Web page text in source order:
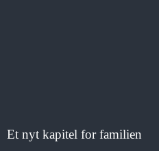
Et nyt kapitel for familien